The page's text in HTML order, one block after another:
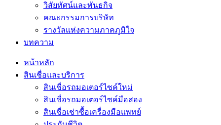
วิสัยทัศน์และพันธกิจ
คณะกรรมการบริษัท
รางวัลแห่งความภาคภูมิใจ
บทความ
หน้าหลัก
สินเชื่อและบริการ
สินเชื่อรถมอเตอร์ไซค์ใหม่
สินเชื่อรถมอเตอร์ไซค์มือสอง
สินเชื่อเช่าซื้อเครื่องมือแพทย์